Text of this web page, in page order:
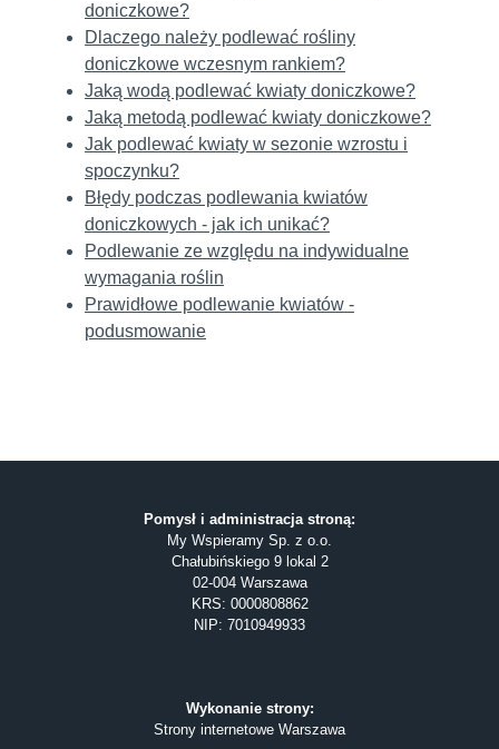
doniczkowe?
Dlaczego należy podlewać rośliny
doniczkowe wczesnym rankiem?
Jaką wodą podlewać kwiaty doniczkowe?
Jaką metodą podlewać kwiaty doniczkowe?
Jak podlewać kwiaty w sezonie wzrostu i
spoczynku?
Błędy podczas podlewania kwiatów
doniczkowych - jak ich unikać?
Podlewanie ze względu na indywidualne
wymagania roślin
Prawidłowe podlewanie kwiatów -
podusmowanie
Pomysł i administracja stroną:
My Wspieramy Sp. z o.o.
Chałubińskiego 9 lokal 2
02-004 Warszawa
KRS: 0000808862
NIP: 7010949933
Wykonanie strony:
Strony internetowe Warszawa